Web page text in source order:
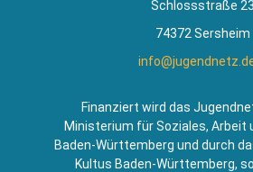
Schlossstraße 23
74372 Sersheim
Finanziert wird das
Ministerium für Soziales, Arbeit
Baden-Württemberg und durch
Kultus Baden-Württemberg,